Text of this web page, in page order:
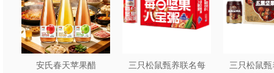
安氏春天苹果醋
三只松鼠甄养联名每
三只松鼠